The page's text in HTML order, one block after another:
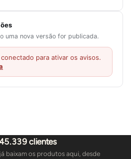
uma nova versão for publicada.
para ativar os avisos.
clientes
baixam os produtos aqui, desde